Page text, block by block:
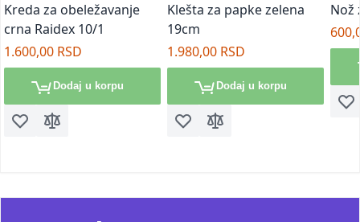
Kreda za obeležavanje
crna Raidex 10/1
1.600,00 RSD
Dodaj u korpu
Dodaj u listu želja
Dodaj za poređenje
Klešta za papke zelena
19cm
1.980,00 RSD
Dodaj u korpu
Dodaj u listu želja
Dodaj za poređenje
Nož